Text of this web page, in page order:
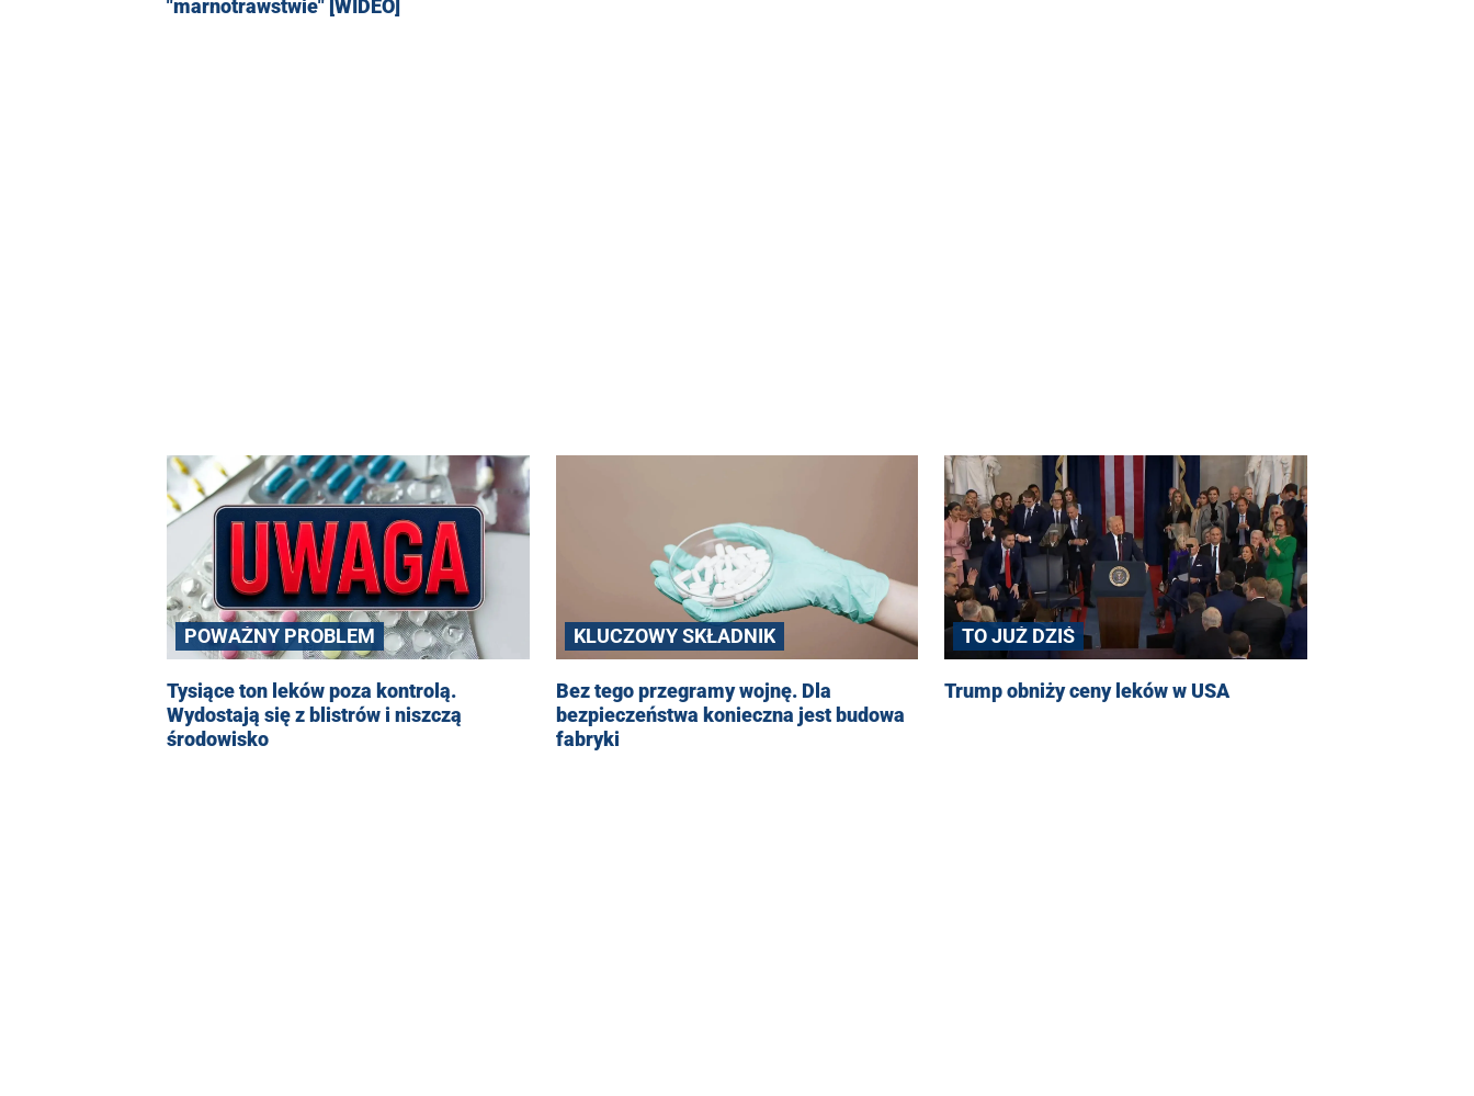
"marnotrawstwie" [WIDEO]
POWAŻNY PROBLEM
Tysiące ton leków poza kontrolą.
Wydostają się z blistrów i niszczą
środowisko
KLUCZOWY SKŁADNIK
Bez tego przegramy wojnę. Dla
bezpieczeństwa konieczna jest budowa
fabryki
TO JUŻ DZIŚ
Trump obniży ceny leków w USA